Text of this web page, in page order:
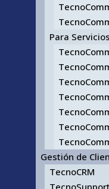
Para Servicios
Gestión de
TecnoCRM